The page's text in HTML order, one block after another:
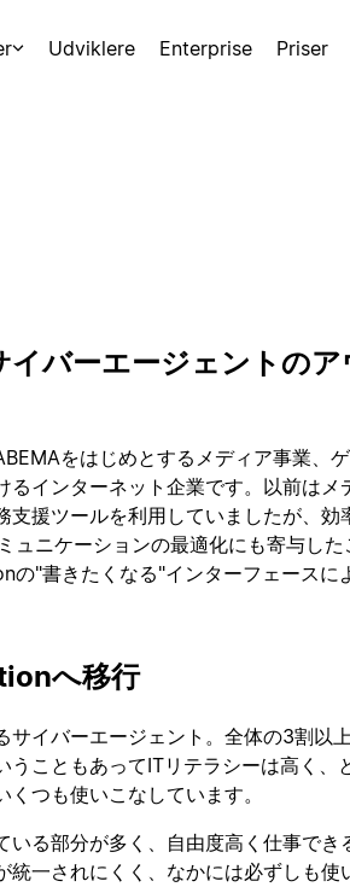
Udviklere Enterprise Priser
バーエージェントの
をはじめとするメディア事業、
インターネット企業です。以前はメ
援ツールを利用していましたが、効
ュニケーションの最適化にも寄与した
の"書きたくなる"インターフェースに
へ移行
サイバーエージェント。全体の3割以
こともあってITリテラシーは高く、
つも使いこなしています。
る部分が多く、自由度高く仕事でき
統一されにくく、なかには必ずしも使